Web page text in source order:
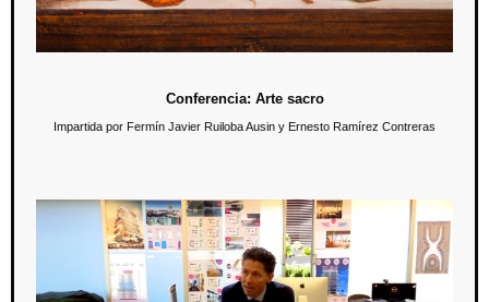
Conferencia: Arte sacro
Impartida por Fermín Javier Ruiloba Ausin y Ernesto Ramírez Contreras
Conferencia: Aeropuerto de Texcoco